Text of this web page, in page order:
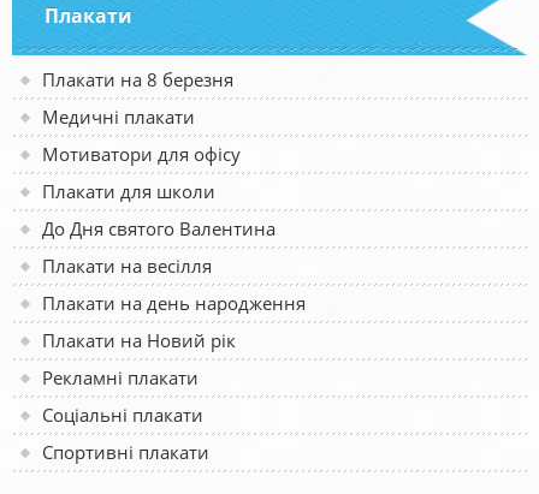
Плакати
Плакати на 8 березня
Медичні плакати
Мотиватори для офісу
Плакати для школи
До Дня святого Валентина
Плакати на весілля
Плакати на день народження
Плакати на Новий рік
Рекламні плакати
Соціальні плакати
Спортивні плакати